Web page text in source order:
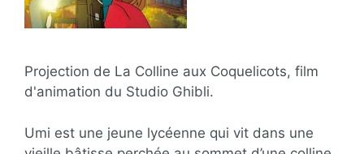
Projection de La Colline aux Coquelicots, film
d'animation du Studio Ghibli.
Umi est une jeune lycéenne qui vit dans une